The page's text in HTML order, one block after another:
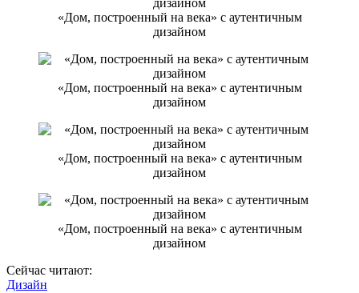
«Дом, построенный на века» с аутентичным
дизайном
«Дом, построенный на века» с аутентичным
дизайном
«Дом, построенный на века» с аутентичным
дизайном
«Дом, построенный на века» с аутентичным
дизайном
Сейчас читают:
Дизайн